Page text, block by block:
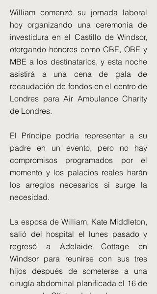
William comenzó su jornada laboral
hoy organizando una ceremonia de
investidura en el Castillo de Windsor,
otorgando honores como CBE, OBE y
MBE a los destinatarios, y esta noche
asistirá a una cena de gala de
recaudación de fondos en el centro de
Londres para Air Ambulance Charity
de Londres.
El Príncipe podría representar a su
padre en un evento, pero no hay
compromisos programados por el
momento y los palacios reales harán
los arreglos necesarios si surge la
necesidad.
La esposa de William, Kate Middleton,
salió del hospital el lunes pasado y
regresó a Adelaide Cottage en
Windsor para reunirse con sus tres
hijos después de someterse a una
cirugía abdominal planificada el 16 de